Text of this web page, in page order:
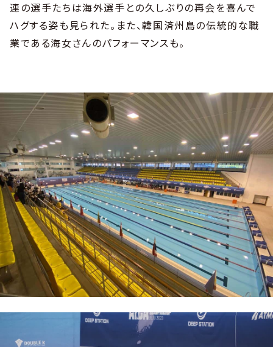
連の選手たちは海外選手との久しぶりの再会を喜んで
ハグする姿も見られた。また、韓国済州島の伝統的な職
業である海女さんのパフォーマンスも。